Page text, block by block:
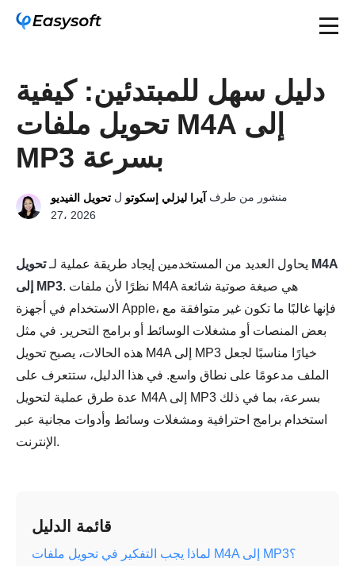
دليل سهل للمبتدئين: كيفية
تحويل ملفات M4A إلى
MP3 بسرعة
منشور من طرف آيرا ليزلي إسكوتو ل تحويل الفيديو
27، 2026
يحاول العديد من المستخدمين إيجاد طريقة عملية لـتحويل M4A
إلى MP3. نظرًا لأن ملفات M4A هي صيغة صوتية شائعة
الاستخدام في أجهزة Apple، فإنها غالبًا ما تكون غير متوافقة مع
بعض المنصات أو مشغلات الوسائط أو برامج التحرير. في مثل
هذه الحالات، يصبح تحويل M4A إلى MP3 خيارًا مناسبًا لجعل
الملف مدعومًا على نطاق واسع. في هذا الدليل، ستتعرف على
عدة طرق عملية لتحويل M4A إلى MP3 بسرعة، بما في ذلك
استخدام برامج احترافية ومشغلات وسائط وأدوات مجانية عبر
الإنترنت.
قائمة الدليل
لماذا يجب التفكير في تحويل ملفات M4A إلى MP3؟